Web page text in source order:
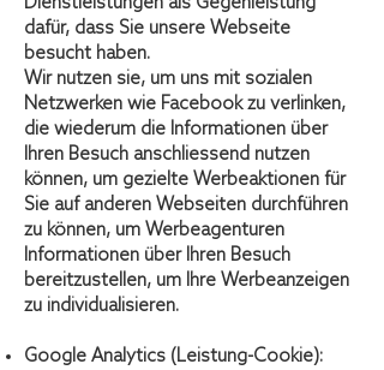
dafür, dass Sie unsere Webseite
besucht haben.
Wir nutzen sie, um uns mit sozialen
Netzwerken wie Facebook zu verlinken,
die wiederum die Informationen über
Ihren Besuch anschliessend nutzen
können, um gezielte Werbeaktionen für
Sie auf anderen Webseiten durchführen
zu können, um Werbeagenturen
Informationen über Ihren Besuch
bereitzustellen, um Ihre Werbeanzeigen
zu individualisieren.
Google Analytics (Leistung-Cookie):